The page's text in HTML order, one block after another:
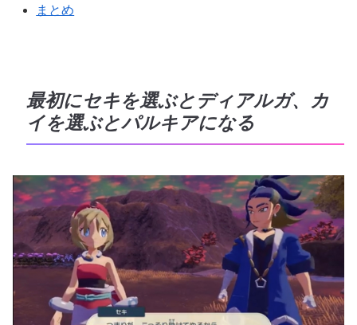
まとめ
最初にセキを選ぶとディアルガ、カ
イを選ぶとパルキアになる